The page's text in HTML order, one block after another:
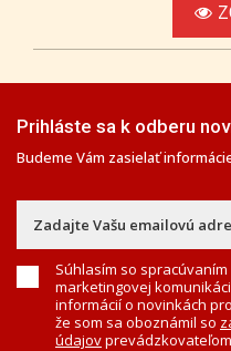
Prihláste sa k odberu
Budeme Vám zasielať
Súhlasím so
marketingovej
informácií o novinkách
že som sa oboznámil so
údajov